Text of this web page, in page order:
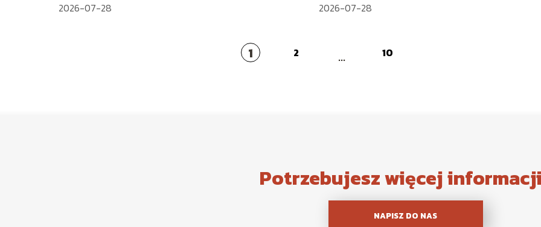
2026-07-28
2026-07-28
1 2 ... 10
Potrzebujesz więcej
NAPISZ DO NAS